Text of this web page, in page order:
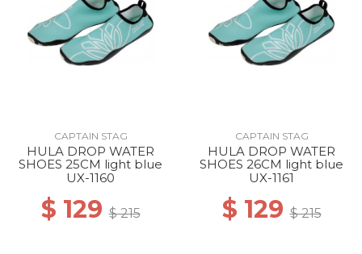
CAPTAIN STAG
HULA DROP WATER
SHOES 25CM light blue
UX-1160
$ 129$ 215
CAPTAIN STAG
HULA DROP WATER
SHOES 26CM light blue
UX-1161
$ 129$ 215